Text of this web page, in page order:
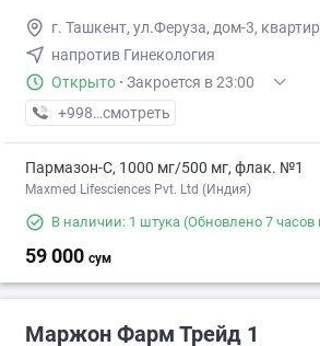
г. Ташкент, ул.Феруза, дом-3,
напротив Гинекология
Открыто · Закроется в 23:00
+998 (71) XXX-XX-XX
смотреть
Пармазон-С, 1000 мг/500 мг, флак. №1
Maxmed Lifesciences Pvt. Ltd (Индия)
В наличии: 1 штука (Обновлено 7 часов
59 000 сум
Маржон Фарм Трейд 1